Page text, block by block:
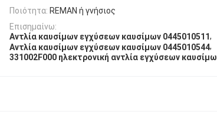
Ποιότητα: REMAN ή γνήσιος
Επισημαίνω:
Αντλία καυσίμων εγχύσεων καυσίμων 0445010511,
Αντλία καυσίμων εγχύσεων καυσίμων 0445010544,
331002F000 ηλεκτρονική αντλία εγχύσεων